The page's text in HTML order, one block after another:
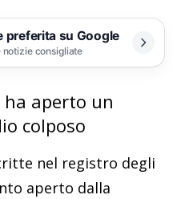
preferita su Google
notizie consigliate
ha aperto un
colposo
nel registro degli
aperto dalla